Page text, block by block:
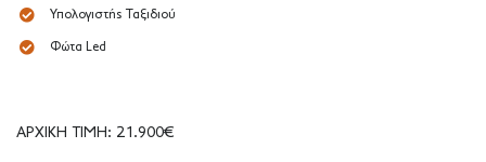
Υπολογιστής Ταξιδιού
Φώτα Led
ΑΡΧΙΚΗ ΤΙΜΗ: 21.900€